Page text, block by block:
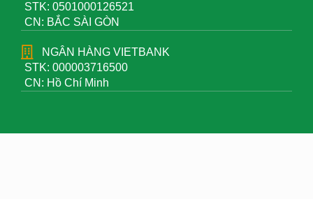
STK: 0501000126521
CN: BẮC SÀI GÒN
NGÂN HÀNG VIETBANK
STK: 000003716500
CN: Hồ Chí Minh